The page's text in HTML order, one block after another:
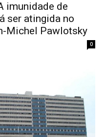
imunidade de
ser atingida no
Michel Pawlotsky
0